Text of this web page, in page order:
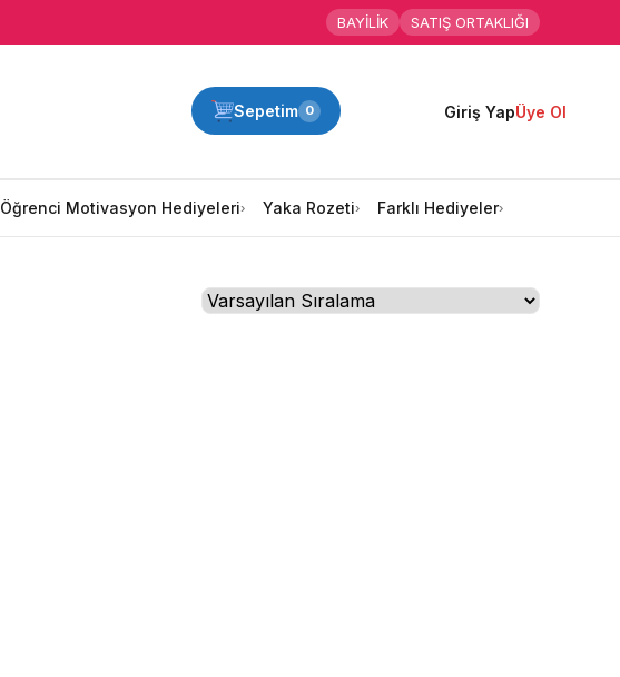
BAYİLİK SATIŞ ORTAKLIĞI
Sepetim 0 Giriş YapÜye Ol
Öğrenci Motivasyon Hediyeleri Yaka Rozeti Farklı Hediyeler